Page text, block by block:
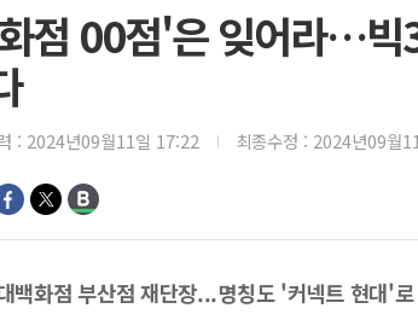
점 00점'은 잊어라…빅
: 2024년09월11일 17:22 최종수정 : 2024년09월
백화점 부산점 재단장...명칭도 '커넥트 현대'